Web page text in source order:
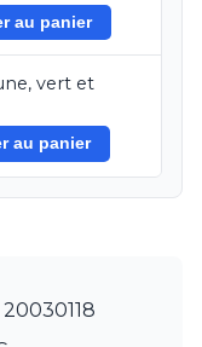
au panier
vert et
au panier
20030118